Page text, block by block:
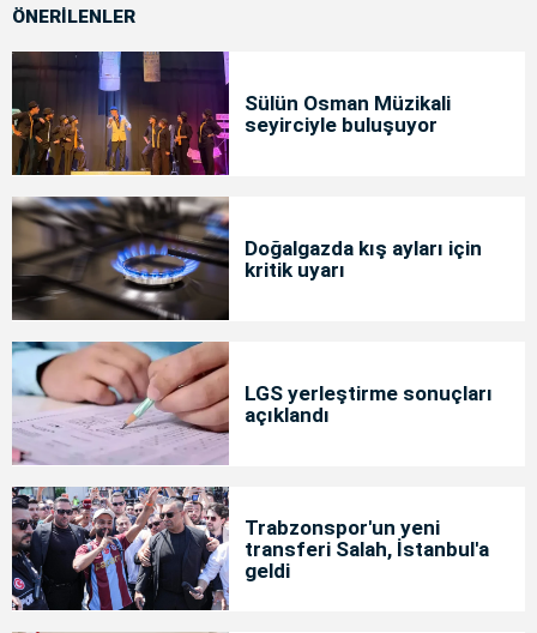
ÖNERİLENLER
Sülün Osman Müzikali
seyirciyle buluşuyor
Doğalgazda kış ayları için
kritik uyarı
LGS yerleştirme sonuçları
açıklandı
Trabzonspor'un yeni
transferi Salah, İstanbul'a
geldi